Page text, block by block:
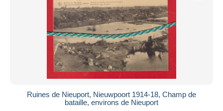
Ruines de Nieuport, Nieuwpoort 1914-18, Champ de
bataille, environs de Nieuport